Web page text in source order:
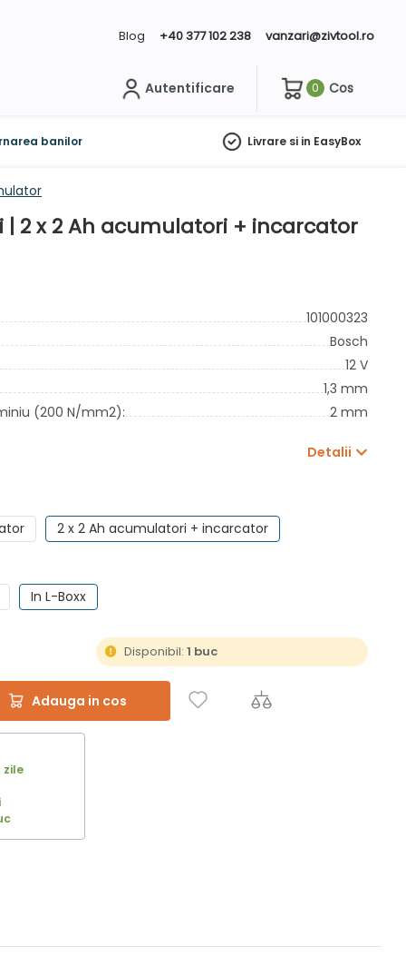
Blog +40 377 102 238 vanzari@zivtool.ro
Autentificare 0 Cos
banilor Livrare si in EasyBox
| 2 x 2 Ah acumulatori + incarcator
101000323
Bosch
12 V
1,3 mm
(200 N/mm2):
2 mm
Detalii
2 x 2 Ah acumulatori + incarcator
In L-Boxx
Disponibil:1 buc
Adauga in cos
zile